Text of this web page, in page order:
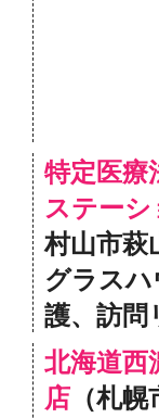
特定医療
ステーシ
村山市
グラス
護、訪問
北海道西
店 （札